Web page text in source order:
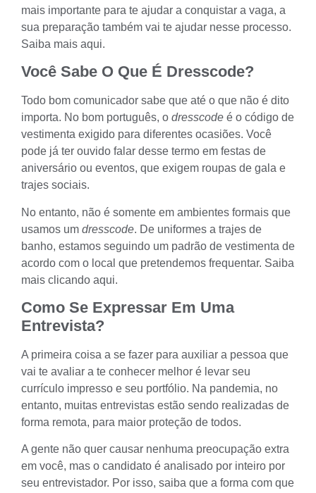
mais importante para te ajudar a conquistar a vaga, a
sua preparação também vai te ajudar nesse processo.
Saiba mais aqui.
Você Sabe O Que É Dresscode?
Todo bom comunicador sabe que até o que não é dito
importa. No bom português, o dresscode é o código de
vestimenta exigido para diferentes ocasiões. Você
pode já ter ouvido falar desse termo em festas de
aniversário ou eventos, que exigem roupas de gala e
trajes sociais.
No entanto, não é somente em ambientes formais que
usamos um dresscode. De uniformes a trajes de
banho, estamos seguindo um padrão de vestimenta de
acordo com o local que pretendemos frequentar. Saiba
mais clicando aqui.
Como Se Expressar Em Uma
Entrevista?
A primeira coisa a se fazer para auxiliar a pessoa que
vai te avaliar a te conhecer melhor é levar seu
currículo impresso e seu portfólio. Na pandemia, no
entanto, muitas entrevistas estão sendo realizadas de
forma remota, para maior proteção de todos.
A gente não quer causar nenhuma preocupação extra
em você, mas o candidato é analisado por inteiro por
seu entrevistador. Por isso, saiba que a forma com que